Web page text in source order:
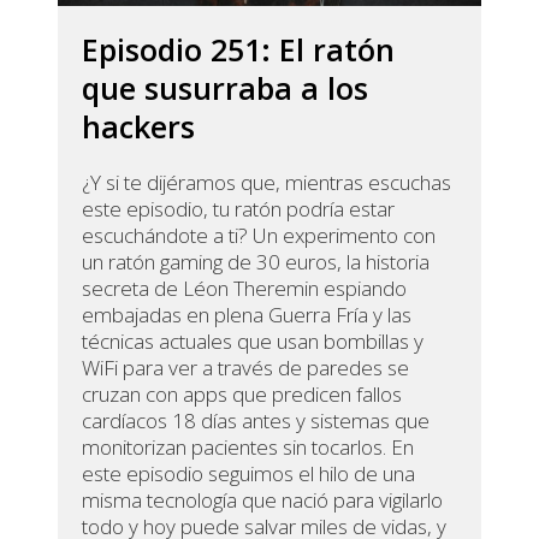
Episodio 251: El ratón
que susurraba a los
hackers
¿Y si te dijéramos que, mientras escuchas
este episodio, tu ratón podría estar
escuchándote a ti? Un experimento con
un ratón gaming de 30 euros, la historia
secreta de Léon Theremin espiando
embajadas en plena Guerra Fría y las
técnicas actuales que usan bombillas y
WiFi para ver a través de paredes se
cruzan con apps que predicen fallos
cardíacos 18 días antes y sistemas que
monitorizan pacientes sin tocarlos. En
este episodio seguimos el hilo de una
misma tecnología que nació para vigilarlo
todo y hoy puede salvar miles de vidas, y